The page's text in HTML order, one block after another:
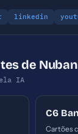
linkedin
de
IA
C6
Cartões